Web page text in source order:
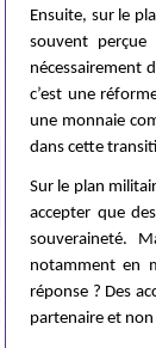
Ensuite, sur le
souvent
nécessairement
c’est une
une monnaie
dans cette
Sur le plan
accepter que
souveraineté.
notamment en
réponse ? Des
partenaire et